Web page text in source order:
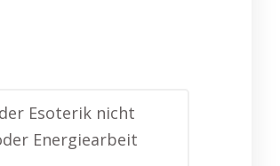
Esoterik nicht
Energiearbeit